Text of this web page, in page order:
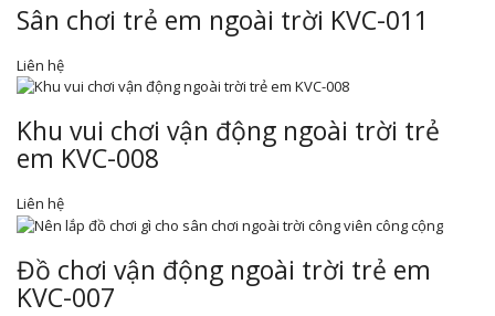
Sân chơi trẻ em ngoài trời KVC-011
Liên hệ
Khu vui chơi vận động ngoài trời trẻ
em KVC-008
Liên hệ
Đồ chơi vận động ngoài trời trẻ em
KVC-007